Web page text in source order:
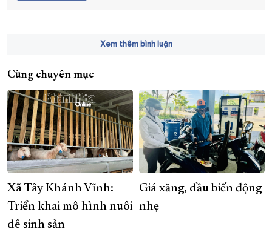
Xem thêm bình luận
Cùng chuyên mục
Xã Tây Khánh Vĩnh:
Triển khai mô hình nuôi
dê sinh sản
Giá xăng, dầu biến động
nhẹ